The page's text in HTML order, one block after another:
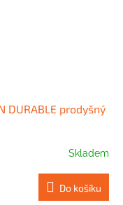
DURABLE prodyšný
Skladem
Do košíku